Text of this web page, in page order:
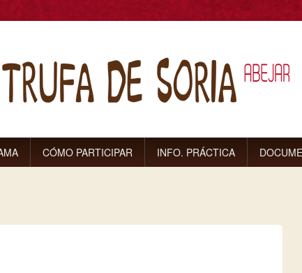
CÓMO PARTICIPAR INFO. PRÁCTICA